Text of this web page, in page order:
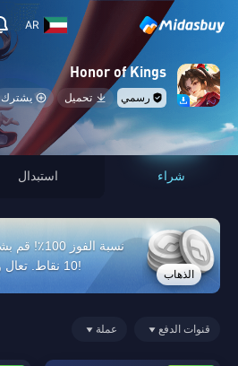
AR
Honor of Kings
رسمي تحميل يشترك
شراء استبدال
10 نقاط. تعال وشارك في سحب النقاط!
الذهاب
قنوات الدفع عملة